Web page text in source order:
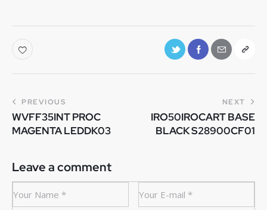
PREVIOUS
WVFF35INT PROC
MAGENTA LEDDK03
NEXT
IRO50IROCART BASE
BLACK S28900CF01
Leave a comment